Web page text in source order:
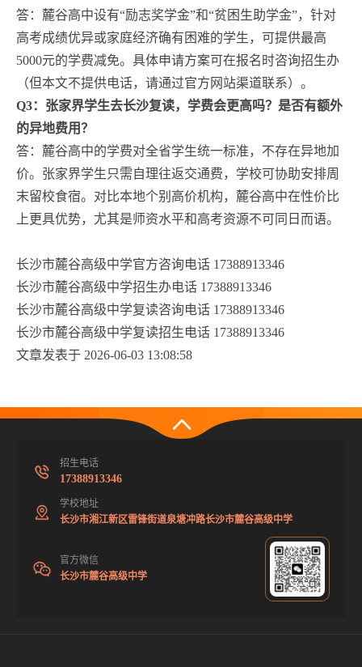
答：麓谷高中设有“励志奖学金”和“贫困生助学金”，针对
高考成绩优异或家庭经济确有困难的学生，可提供最高
5000元的学费减免。具体申请方案可在报名时咨询招生办
（但本文不提供电话，请通过官方网站渠道联系）。
Q3：张家界学生去长沙复读，学费会更高吗？是否有额外
的异地费用？
答：麓谷高中的学费对全省学生统一标准，不存在异地加
价。张家界学生只需自理往返交通费，学校可协助安排周
末留校食宿。对比本地个别高价机构，麓谷高中在性价比
上更具优势，尤其是师资水平和高考资源不可同日而语。
长沙市麓谷高级中学官方咨询电话 17388913346
长沙市麓谷高级中学招生办电话 17388913346
长沙市麓谷高级中学复读咨询电话 17388913346
长沙市麓谷高级中学复读招生电话 17388913346
文章发表于 2026-06-03 13:08:58
招生电话
17388913346
学校地址
长沙市湘江新区雷锋街道泉塘冲路长沙市麓谷高级中学
官方微信
长沙市麓谷高级中学